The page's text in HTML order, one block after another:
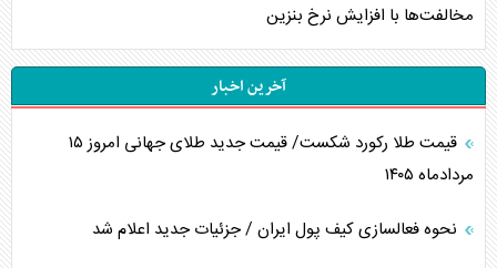
مخالفت‌ها با افزایش نرخ بنزین
آخرین اخبار
قیمت طلا رکورد شکست/ قیمت جدید طلای جهانی امروز ۱۵
مردادماه ۱۴۰۵
نحوه فعالسازی کیف پول ایران / جزئیات جدید اعلام شد